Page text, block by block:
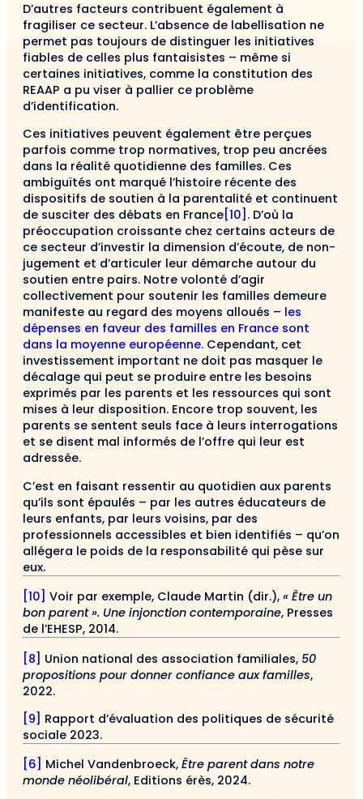
D’autres facteurs contribuent également à
fragiliser ce secteur. L’absence de labellisation ne
permet pas toujours de distinguer les initiatives
fiables de celles plus fantaisistes – même si
certaines initiatives, comme la constitution des
REAAP a pu viser à pallier ce problème
d’identification.
Ces initiatives peuvent également être perçues
parfois comme trop normatives, trop peu ancrées
dans la réalité quotidienne des familles. Ces
ambiguïtés ont marqué l’histoire récente des
dispositifs de soutien à la parentalité et continuent
de susciter des débats en France [10] . D’où la
préoccupation croissante chez certains acteurs de
ce secteur d’investir la dimension d’écoute, de non-
jugement et d’articuler leur démarche autour du
soutien entre pairs. Notre volonté d’agir
collectivement pour soutenir les familles demeure
manifeste au regard des moyens alloués – les
dépenses en faveur des familles en France sont
dans la moyenne européenne. Cependant, cet
investissement important ne doit pas masquer le
décalage qui peut se produire entre les besoins
exprimés par les parents et les ressources qui sont
mises à leur disposition. Encore trop souvent, les
parents se sentent seuls face à leurs interrogations
et se disent mal informés de l’offre qui leur est
adressée.
C’est en faisant ressentir au quotidien aux parents
qu’ils sont épaulés – par les autres éducateurs de
leurs enfants, par leurs voisins, par des
professionnels accessibles et bien identifiés – qu’on
allégera le poids de la responsabilité qui pèse sur
eux.
[10] Voir par exemple, Claude Martin (dir.), « Être un
bon parent ». Une injonction contemporaine, Presses
de l’EHESP, 2014.
[8] Union national des association familiales, 50
propositions pour donner confiance aux familles,
2022.
[9] Rapport d’évaluation des politiques de sécurité
sociale 2023.
[6] Michel Vandenbroeck, Être parent dans notre
monde néolibéral, Editions érès, 2024.